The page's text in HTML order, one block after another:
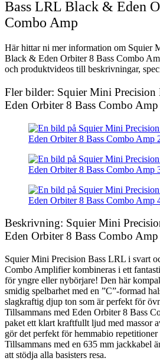
Bass LRL Black & Eden
Combo Amp
Här hittar ni mer information om Squier
Black & Eden Orbiter 8 Bass Combo
och produktvideos till beskrivningar,
Fler bilder: Squier Mini
Eden Orbiter 8 Bass Combo Amp
Beskrivning: Squier Mini
Eden Orbiter 8 Bass Combo Amp
Squier Mini Precision Bass LRL i svart
Combo Amplifier kombineras i ett
för yngre eller nybörjare! Den här
smidig spelbarhet med en ”C”-formad
slagkraftig djup ton som är perfekt för
Tillsammans med Eden Orbiter 8 Bass
paket ett klart kraftfullt ljud med massor
gör det perfekt för hemmabio repetitioner
Tillsammans med en 635 mm jackkabel
att stödja alla basisters resa.